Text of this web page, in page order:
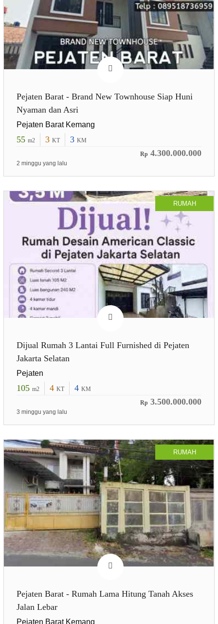
Pejaten Barat - Brand New Townhouse Siap Huni
Nyaman dan Asri
Pejaten Barat Kemang
55 m2 3 KT 3 KM
Rp 4.300.000.000
2 minggu yang lalu
RUMAH
Dijual Rumah 3 Lantai Full Furnished di Pejaten
Jakarta Selatan
Pejaten
105 m2 4 KT 4 KM
Rp 3.500.000.000
3 minggu yang lalu
RUMAH
Pejaten Barat - Rumah Lama Hitung Tanah Akses
Jalan Lebar
Pejaten Barat Kemang